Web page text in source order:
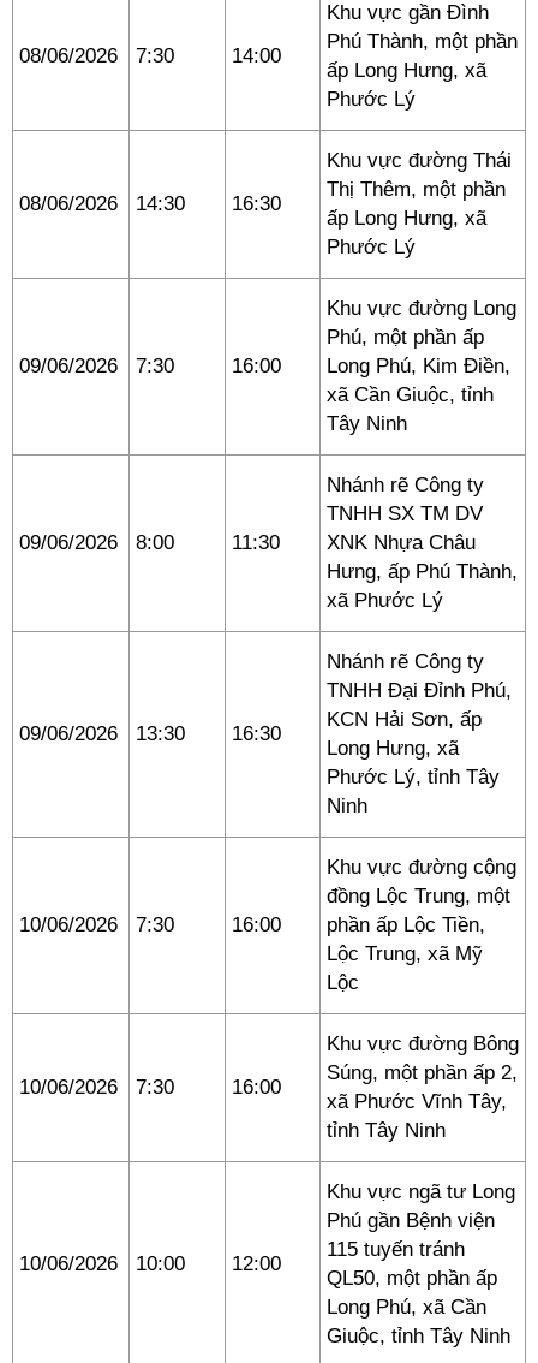
08/06/2026 7:30 14:00
Khu vực gần Đình
Phú Thành, một phần
ấp Long Hưng, xã
Phước Lý
08/06/2026 14:30 16:30
Khu vực đường Thái
Thị Thêm, một phần
ấp Long Hưng, xã
Phước Lý
09/06/2026 7:30 16:00
Khu vực đường Long
Phú, một phần ấp
Long Phú, Kim Điền,
xã Cần Giuộc, tỉnh
Tây Ninh
09/06/2026 8:00 11:30
Nhánh rẽ Công ty
TNHH SX TM DV
XNK Nhựa Châu
Hưng, ấp Phú Thành,
xã Phước Lý
09/06/2026 13:30 16:30
Nhánh rẽ Công ty
TNHH Đại Đỉnh Phú,
KCN Hải Sơn, ấp
Long Hưng, xã
Phước Lý, tỉnh Tây
Ninh
10/06/2026 7:30 16:00
Khu vực đường cộng
đồng Lộc Trung, một
phần ấp Lộc Tiền,
Lộc Trung, xã Mỹ
Lộc
10/06/2026 7:30 16:00
Khu vực đường Bông
Súng, một phần ấp 2,
xã Phước Vĩnh Tây,
tỉnh Tây Ninh
10/06/2026 10:00 12:00
Khu vực ngã tư Long
Phú gần Bệnh viện
115 tuyến tránh
QL50, một phần ấp
Long Phú, xã Cần
Giuộc, tỉnh Tây Ninh